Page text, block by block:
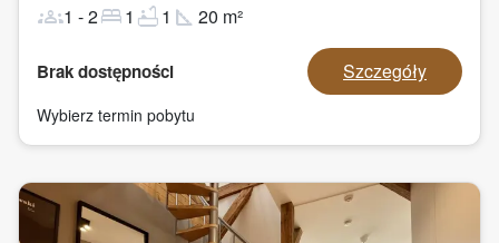
groups1 -2bed1 bathtub1 square_foot 20 m²
Brak dostępności Szczegóły
Wybierz termin pobytu